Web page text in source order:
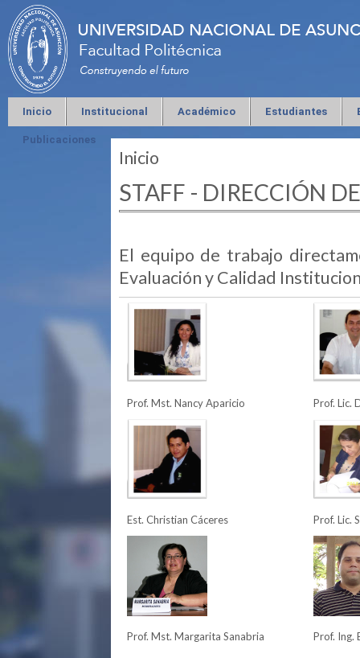
Inicio Institucional Académico Estudiantes
Publicaciones
Se encuentra usted aquí
Inicio
STAFF - DIRECCIÓN
El equipo de trabajo
Evaluación y Calidad
Prof. Mst. Nancy Aparicio Prof. Lic.
Est. Christian Cáceres Prof. Lic.
Prof. Mst. Margarita Sanabria Prof. Ing.